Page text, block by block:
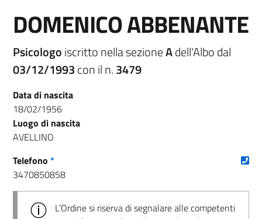
DOMENICO ABBENANTE
Psicologoiscritto nella sezioneAdell'Albo dal
03/12/1993con il n.3479
Data di nascita
18/02/1956
Luogo di nascita
AVELLINO
Telefono *
3470850858
L’Ordine si riserva di segnalare alle competenti